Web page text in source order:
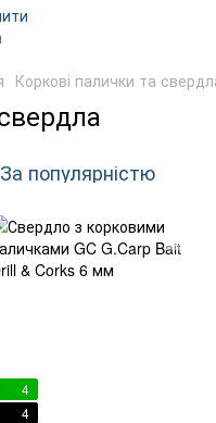
Коркові палички та
За популярністю
4
4